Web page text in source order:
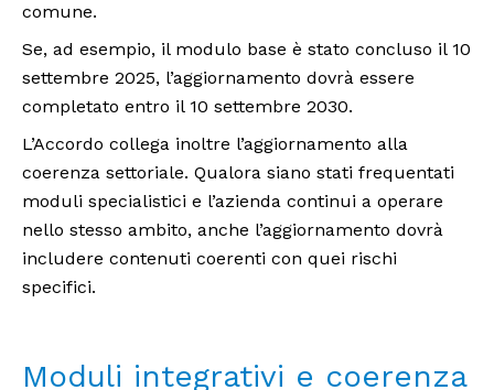
comune.
Se, ad esempio, il modulo base è stato concluso il 10
settembre 2025, l’aggiornamento dovrà essere
completato entro il 10 settembre 2030.
L’Accordo collega inoltre l’aggiornamento alla
coerenza settoriale. Qualora siano stati frequentati
moduli specialistici e l’azienda continui a operare
nello stesso ambito, anche l’aggiornamento dovrà
includere contenuti coerenti con quei rischi
specifici.
Moduli integrativi e coerenza